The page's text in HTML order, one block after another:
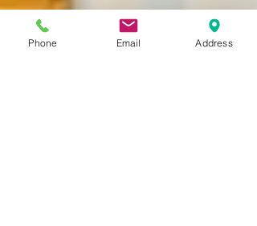
Phone Email Address